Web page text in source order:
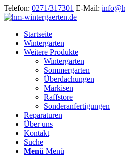
Telefon: 0271/317301 E-Mail:
Startseite
Wintergarten
Weitere Produkte
Wintergarten
Sommergarten
Überdachungen
Markisen
Raffstore
Sonderanfertigungen
Reparaturen
Über uns
Kontakt
Suche
Menü Menü